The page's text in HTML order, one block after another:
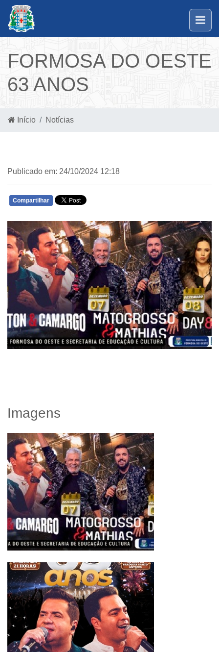
FORMOSA DO OESTE
63 ANOS
Início Notícias
Publicado em: 24/10/2024 12:18
Compartilhar
Imagens